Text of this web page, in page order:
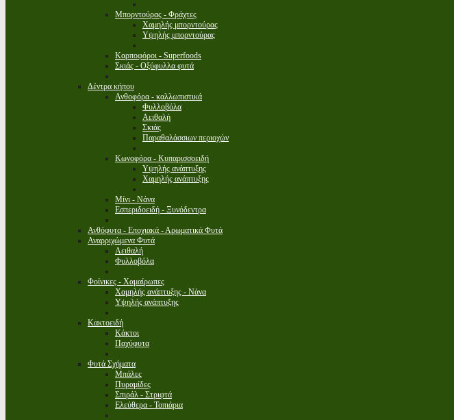
Μπορντούρας - Φράχτες
Χαμηλής μπορντούρας
Υψηλής μπορντούρας
Καρποφόροι - Superfoods
Σκιάς - Οξύφυλλα φυτά
Δέντρα κήπου
Ανθοφόρα - καλλωπιστικά
Φυλλοβόλα
Αειθαλή
Σκιάς
Παραθαλάσσιων περιοχών
Κωνοφόρα - Κυπαρισσοειδή
Υψηλής ανάπτυξης
Χαμηλής ανάπτυξης
Μίνι - Νάνα
Εσπεριδοειδή - Ξυνόδεντρα
Ανθόφυτα - Εποχιακά - Αρωματικά Φυτά
Αναρριχώμενα Φυτά
Αειθαλή
Φυλλοβόλα
Φοίνικες - Χαμαίρωπες
Χαμηλής ανάπτυξης - Νάνα
Υψηλής ανάπτυξης
Κακτοειδή
Κάκτοι
Παχύφυτα
Φυτά Σχήματα
Μπάλες
Πυραμίδες
Σπιράλ - Στριφτά
Ελεύθερα - Τοπιάρια